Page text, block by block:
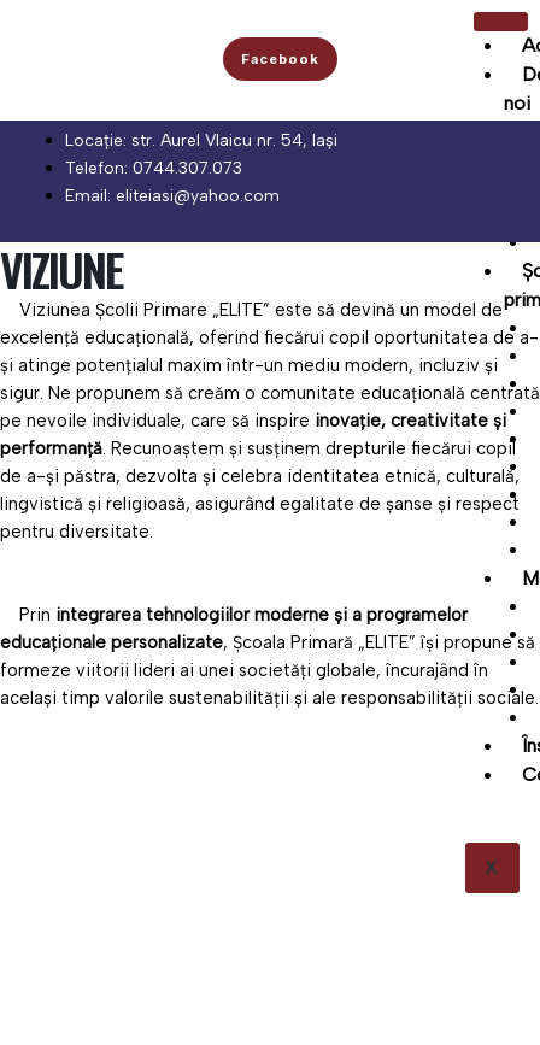
Facebook
noi
X
Locație: str. Aurel Vlaicu nr. 54, Iași
Telefon: 0744.307.073
Email: eliteiasi@yahoo.com
VIZIUNE
Viziunea Școlii Primare „ELITE” este să devină un model de
excelență educațională, oferind fiecărui copil oportunitatea de a-
și atinge potențialul maxim într-un mediu modern, incluziv și
sigur. Ne propunem să creăm o comunitate educațională centrată
pe nevoile individuale, care să inspire inovație, creativitate și
performanță. Recunoaștem și susținem drepturile fiecărui copil
de a-și păstra, dezvolta și celebra identitatea etnică, culturală,
lingvistică și religioasă, asigurând egalitate de șanse și respect
pentru diversitate.
Prin integrarea tehnologiilor moderne și a programelor
educaționale personalizate, Școala Primară „ELITE” își propune să
formeze viitorii lideri ai unei societăți globale, încurajând în
același timp valorile sustenabilității și ale responsabilității sociale.